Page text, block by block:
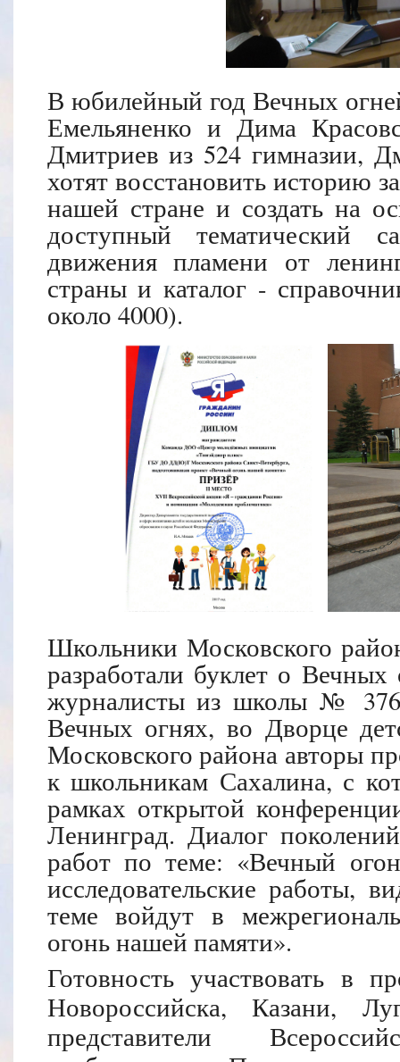
В юбилейный год Вечных
Емельяненко и Дима
Дмитриев из 524 гимназии,
хотят восстановить историю
нашей стране и создать на
доступный тематический
движения пламени от
страны и каталог -
около 4000).
Школьники Московского
разработали буклет о
журналисты из школы № 376
Вечных огнях, во Дворце
Московского района авторы
к школьникам Сахалина, с
рамках открытой
Ленинград. Диалог
работ по теме: «Вечный
исследовательские работы,
теме войдут в
огонь нашей памяти».
Готовность участвовать в
Новороссийска, Казани,
представители